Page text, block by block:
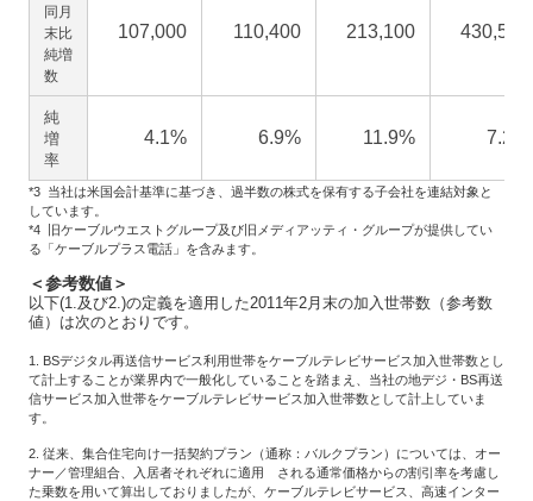
同月
末比
純増
数
107,000 110,400 213,100 430,500
純
増
率
4.1% 6.9% 11.9% 7.2%
*3 当社は米国会計基準に基づき、過半数の株式を保有する子会社を連結対象と
しています。
*4 旧ケーブルウエストグループ及び旧メディアッティ・グループが提供してい
る「ケーブルプラス電話」を含みます。
＜参考数値＞
以下(1.及び2.)の定義を適用した2011年2月末の加入世帯数（参考数
値）は次のとおりです。
1. BSデジタル再送信サービス利用世帯をケーブルテレビサービス加入世帯数とし
て計上することが業界内で一般化していることを踏まえ、当社の地デジ・BS再送
信サービス加入世帯をケーブルテレビサービス加入世帯数として計上していま
す。
2. 従来、集合住宅向け一括契約プラン（通称：バルクプラン）については、オー
ナー／管理組合、入居者それぞれに適用 される通常価格からの割引率を考慮し
た乗数を用いて算出しておりましたが、ケーブルテレビサービス、高速インター